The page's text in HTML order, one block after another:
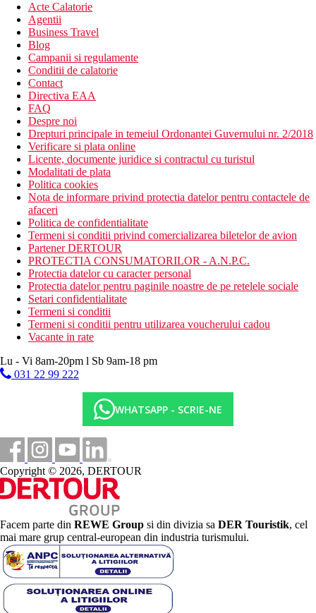
Acte Calatorie
Agentii
Business Travel
Blog
Campanii si regulamente
Conditii de calatorie
Contact
Directiva EAA
FAQ
Despre noi
Drepturi principale in temeiul Ordonantei Guvernului nr. 2/2018
Verificare si plata online
Licente, documente juridice si contractul cu turistul
Modalitati de plata
Politica cookies
Nota de informare privind protectia datelor pentru contactele de
afaceri
Politica de confidentialitate
Termeni si conditii privind comercializarea biletelor de avion
Partener DERTOUR
PROTECTIA CONSUMATORILOR - A.N.P.C.
Protectia datelor cu caracter personal
Protectia datelor pentru paginile noastre de pe retelele sociale
Setari confidentialitate
Termeni si conditii
Termeni si conditii pentru utilizarea voucherului cadou
Vacante in rate
Lu - Vi 8am-20pm l Sb 9am-18 pm
031 22 99 222
WHATSAPP - SCRIE-NE
Copyright © 2026, DERTOUR
Facem parte din REWE Group si din divizia sa DER Touristik, cel
mai mare grup central-european din industria turismului.